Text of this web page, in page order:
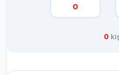
0
0